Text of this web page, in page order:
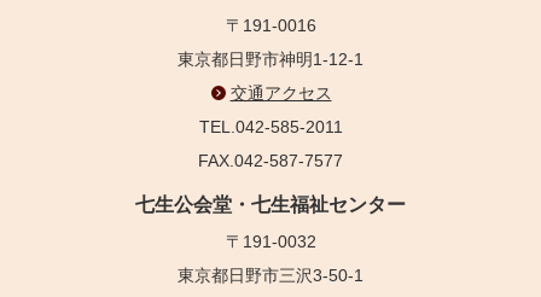
〒191-0016
東京都日野市神明1-12-1
交通アクセス
TEL.042-585-2011
FAX.042-587-7577
七生公会堂・七生福祉センター
〒191-0032
東京都日野市三沢3-50-1